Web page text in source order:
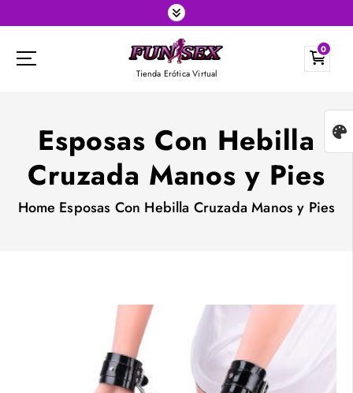
Tienda Erótica Virtual
0
Esposas Con Hebilla
Cruzada Manos y Pies
Home Esposas Con Hebilla Cruzada Manos y Pies